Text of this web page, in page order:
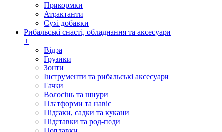
Прикормки
Атрактанти
Сухі добавки
Рибальські снасті, обладнання та аксесуари
+
Відра
Грузики
Зонти
Інструменти та рибальські аксесуари
Гачки
Волосінь та шнури
Платформи та навіс
Підсаки, садки та кукани
Підставки та род-поди
Поплавки